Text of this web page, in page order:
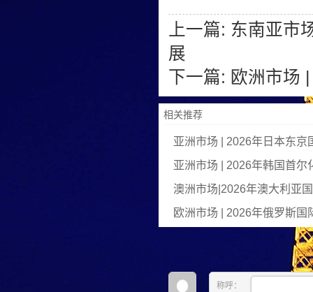
上一篇: 东南亚市
展
下一篇: 欧洲市场
相关推荐
亚洲市场 | 2026年日本东京
亚洲市场 | 2026年韩国首尔
澳洲市场|2026年澳大利亚
欧洲市场 | 2026年俄罗斯国
称呼：